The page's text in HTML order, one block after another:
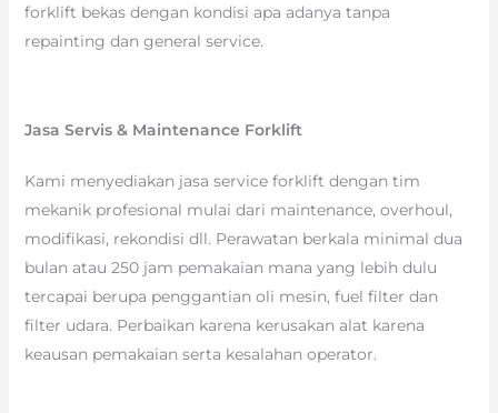
forklift bekas dengan kondisi apa adanya tanpa
repainting dan general service.
Jasa Servis & Maintenance Forklift
Kami menyediakan jasa service forklift dengan tim
mekanik profesional mulai dari maintenance, overhoul,
modifikasi, rekondisi dll. Perawatan berkala minimal dua
bulan atau 250 jam pemakaian mana yang lebih dulu
tercapai berupa penggantian oli mesin, fuel filter dan
filter udara. Perbaikan karena kerusakan alat karena
keausan pemakaian serta kesalahan operator.